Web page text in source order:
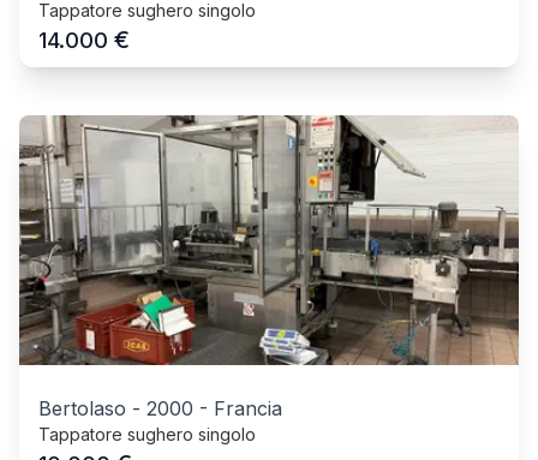
Tappatore sughero singolo
14.000 €
Bertolaso - 2000 - Francia
Tappatore sughero singolo